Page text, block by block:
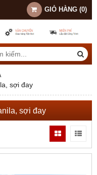
GIỎ HÀNG (0)
sợi đay
sợi đay